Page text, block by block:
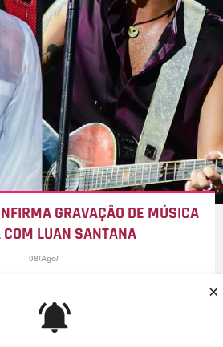
×
GRAVAÇÃO DE MÚSICA
COM LUAN SANTANA
08/Ago/